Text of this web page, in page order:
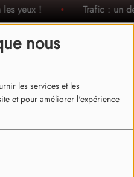
nous
les services et les
et pour améliorer l'expérience
yeux ! Trafic : un
(CLIP)